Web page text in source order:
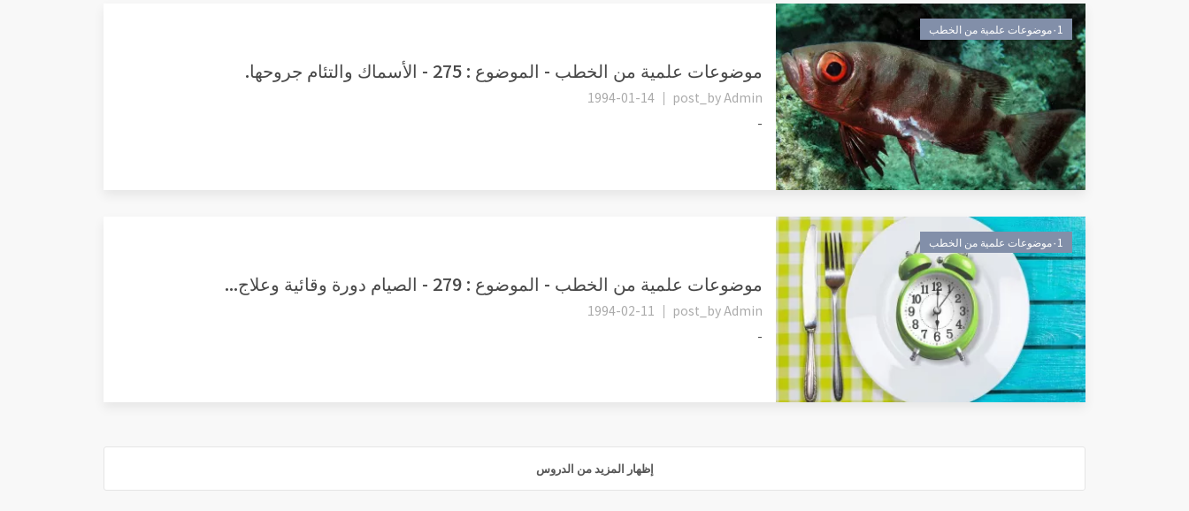
٠1موضوعات علمية من الخطب
موضوعات علمية من الخطب - الموضوع : 275 - الأسماك والتئام جروحها.
post_byAdmin
1994-01-14
-
٠1موضوعات علمية من الخطب
موضوعات علمية من الخطب - الموضوع : 279 - الصيام دورة وقائية وعلاج...
post_byAdmin
1994-02-11
-
إظهار المزيد من الدروس